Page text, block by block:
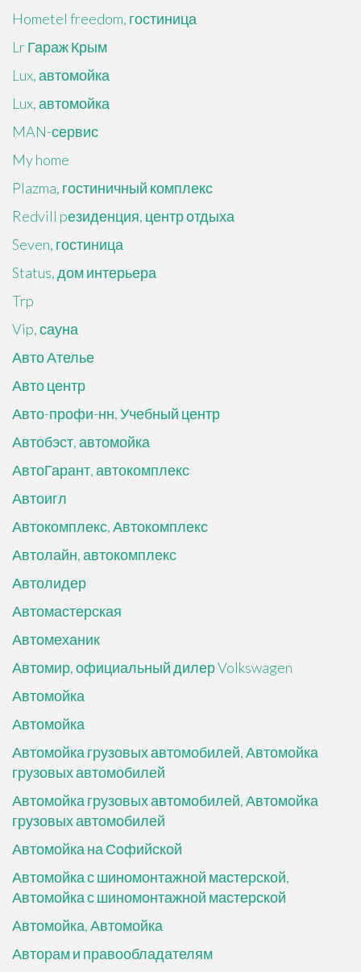
Hometel freedom, гостиница
Lr Гараж Крым
Lux, автомойка
Lux, автомойка
MAN-сервис
My home
Plazma, гостиничный комплекс
Redvill pезиденция, центр отдыха
Seven, гостиница
Status, дом интерьера
Trp
Vip, сауна
Авто Ателье
Авто центр
Авто-профи-нн, Учебный центр
Автобэст, автомойка
АвтоГарант, автокомплекс
Автоигл
Автокомплекс, Автокомплекс
Автолайн, автокомплекс
Автолидер
Автомастерская
Автомеханик
Автомир, официальный дилер Volkswagen
Автомойка
Автомойка
Автомойка грузовых автомобилей, Автомойка
грузовых автомобилей
Автомойка грузовых автомобилей, Автомойка
грузовых автомобилей
Автомойка на Софийской
Автомойка с шиномонтажной мастерской,
Автомойка с шиномонтажной мастерской
Автомойка, Автомойка
Авторам и правообладателям